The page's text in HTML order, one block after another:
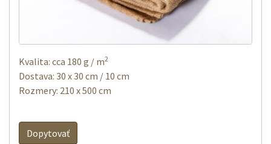
Kvalita: cca 180 g / m2
Dostava: 30 x 30 cm / 10 cm
Rozmery: 210 x 500 cm
Dopytovať